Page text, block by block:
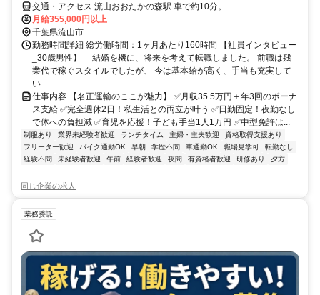
交通・アクセス 流山おおたかの森駅 車で約10分。
月給355,000円以上
千葉県流山市
勤務時間詳細 総労働時間：1ヶ月あたり160時間 【社員インタビュー
_30歳男性】 「結婚を機に、将来を考えて転職しました。 前職は残
業代で稼ぐスタイルでしたが、 今は基本給が高く、手当も充実して
い...
仕事内容 【名正運輸のここが魅力】 ✅月収35.5万円＋年3回のボーナ
ス支給 ✅完全週休2日！私生活との両立が叶う ✅日勤固定！夜勤なし
で体への負担減 ✅育児を応援！子ども手当1人1万円 ✅中型免許は...
制服あり 業界未経験者歓迎 ランチタイム 主婦・主夫歓迎
資格取得支援あり
フリーター歓迎
バイク通勤OK 早朝 学歴不問 車通勤OK 職場見学可
転勤なし
経験不問
未経験者歓迎 午前 経験者歓迎 夜間 有資格者歓迎 研修あり 夕方
同じ企業の求人
業務委託